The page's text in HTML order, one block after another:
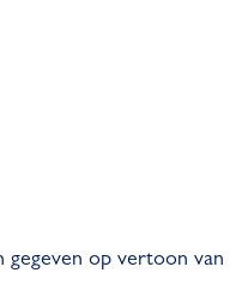
op vertoon van